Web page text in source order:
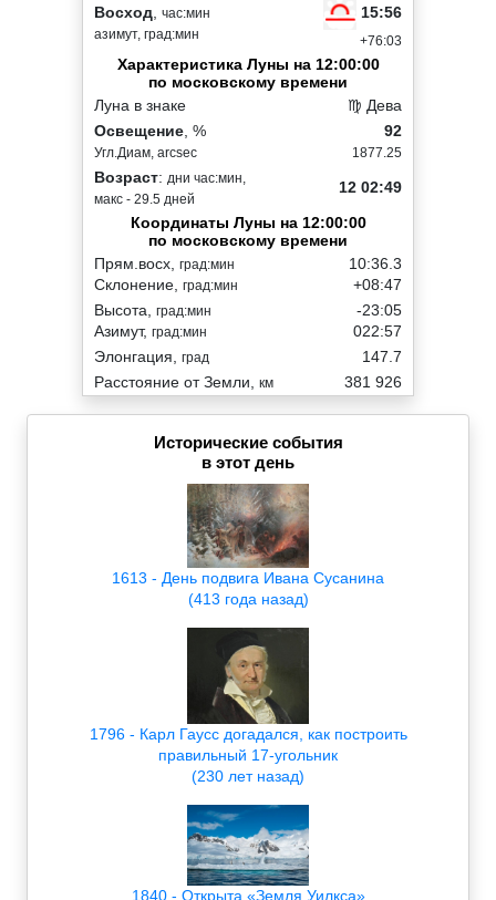
Восход час:мин
азимут, град:мин
15:56
+76:03
Характеристика Луны на 12:00:00
по московскому времени
Луна в знаке
♍ Дева
Освещение , %
Угл.Диам, arcsec
92
1877.25
Возраст: дни час:мин,
макс - 29.5 дней
12 02:49
Координаты Луны на 12:00:00
по московскому времени
Прям.восх, град:мин
Склонение, град:мин
10:36.3
+08:47
Высота, град:мин
Азимут, град:мин
-23:05
022:57
Элонгация, град
147.7
Расстояние от Земли, км 381 926
Исторические события
в этот день
1613 - День подвига Ивана Сусанина
(413 года назад)
1796 - Карл Гаусс догадался, как построить
правильный 17-угольник
(230 лет назад)
1840 - Открыта «Земля Уилкса»